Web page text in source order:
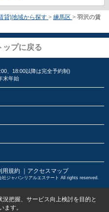
貸)地域から探す > 練馬区 > 羽沢の賃
ップに戻る
、18:00以降は完全予約制)
末年始
用規約 ｜アクセスマップ
ジャパンリアルエステート All rights reserved.
把握、サービス向上検討を目的と
ます。